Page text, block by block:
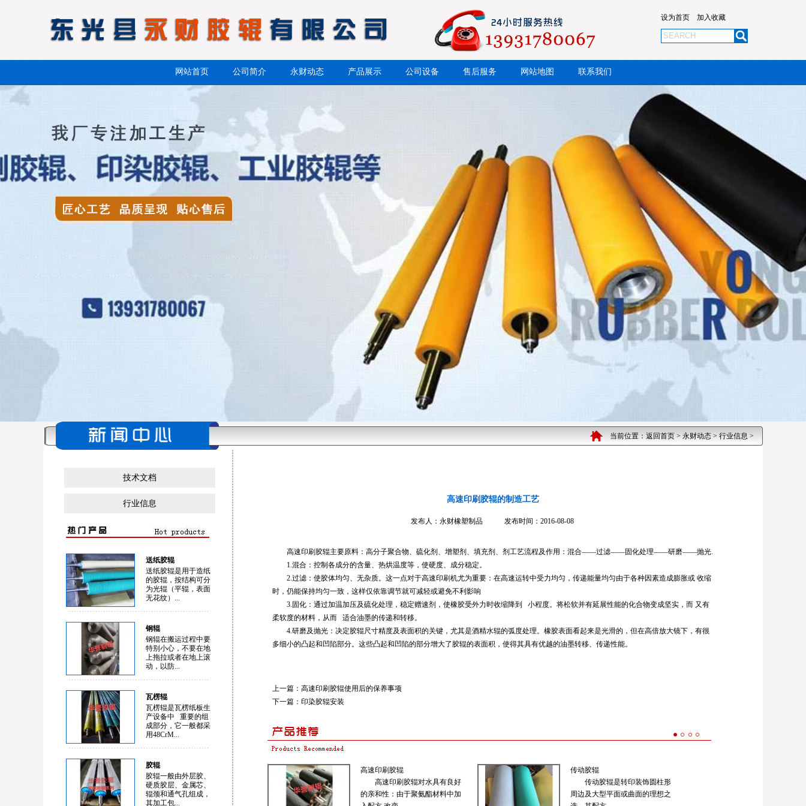
设为首页 加入收藏
网站首页 公司简介 永财动态 产品展示 公司设备 售后服务 网站地图 联系我们
当前位置： 返回首页 > 永财动态 > 行业信息 >
技术文档
行业信息
送纸胶辊
送纸胶辊是用于造纸
的胶辊，按结构可分
为光辊（平辊，表面
无花纹）...
钢辊
钢辊在搬运过程中要
特别小心，不要在地
上拖拉或者在地上滚
动，以防...
瓦楞辊
瓦楞辊是瓦楞纸板生
产设备中 重要的组
成部分，它一般都采
用48CrM...
胶辊
胶辊一般由外层胶、
硬质胶层、金属芯、
辊颈和通气孔组成，
其加工包...
高速印刷胶辊的制造工艺
发布人：永财橡塑制品 发布时间：2016-08-08
高速印刷胶辊主要原料：高分子聚合物、硫化剂、增塑剂、填充剂、剂工艺流程及作用：混合——过滤——固化处理——研磨——抛光.
1.混合：控制各成分的含量、热烘温度等，使硬度、成分稳定。
2.过滤：使胶体均匀、无杂质。这一点对于高速印刷机尤为重要：在高速运转中受力均匀，传递能量均匀由于各种因素造成膨胀或 收缩
时，仍能保持均匀一致，这样仅依靠调节就可减轻或避免不利影响
3.固化：通过加温加压及硫化处理，稳定赠速剂，使橡胶受外力时收缩降到 小程度。将松软并有延展性能的化合物变成坚实，而 又有
柔软度的材料，从而 适合油墨的传递和转移。
4.研磨及抛光：决定胶辊尺寸精度及表面积的关键，尤其是酒精水辊的弧度处理。橡胶表面看起来是光滑的，但在高倍放大镜下，有很
多细小的凸起和凹陷部分。这些凸起和凹陷的部分增大了胶辊的表面积，使得其具有优越的油墨转移、传递性能。
上一篇： 高速印刷胶辊使用后的保养事项
下一篇： 印染胶辊安装
高速印刷胶辊
高速印刷胶辊对水具有良好
的亲和性：由于聚氨酯材料中加
传动胶辊
传动胶辊是转印装饰圆柱形
周边及大型平面或曲面的理想之